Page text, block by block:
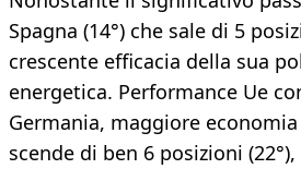
Spagna (14°) che sale di 5
crescente efficacia della sua
energetica. Performance Ue
Germania, maggiore
scende di ben 6 posizioni